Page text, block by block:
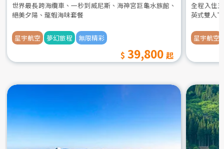
世界最長跨海纜車、一秒到威尼斯、海神宮巨龜水族館、
絕美夕陽、龍蝦海味套餐
星宇航空 夢幻旅程 無限精彩
39,800
全程入住
英式雙人
星宇航空